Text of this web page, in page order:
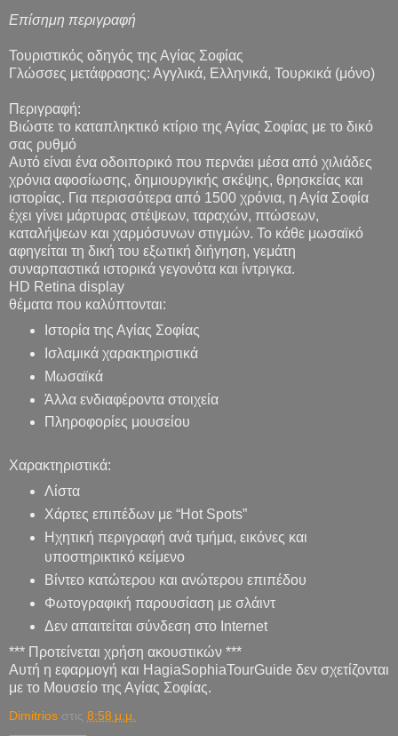
Επίσημη περιγραφή
Τουριστικός οδηγός της Αγίας Σοφίας
Γλώσσες μετάφρασης: Αγγλικά, Ελληνικά, Τουρκικά (μόνο)
Περιγραφή:
Βιώστε το καταπληκτικό κτίριο της Αγίας Σοφίας με το δικό
σας ρυθμό
Αυτό είναι ένα οδοιπορικό που περνάει μέσα από χιλιάδες
χρόνια αφοσίωσης, δημιουργικής σκέψης, θρησκείας και
ιστορίας. Για περισσότερα από 1500 χρόνια, η Αγία Σοφία
έχει γίνει μάρτυρας στέψεων, ταραχών, πτώσεων,
καταλήψεων και χαρμόσυνων στιγμών. Το κάθε μωσαϊκό
αφηγείται τη δική του εξωτική διήγηση, γεμάτη
συναρπαστικά ιστορικά γεγονότα και ίντριγκα.
HD Retina display
θέματα που καλύπτονται:
Ιστορία της Αγίας Σοφίας
Ισλαμικά χαρακτηριστικά
Μωσαϊκά
Άλλα ενδιαφέροντα στοιχεία
Πληροφορίες μουσείου
Χαρακτηριστικά:
Λίστα
Χάρτες επιπέδων με “Hot Spots”
Ηχητική περιγραφή ανά τμήμα, εικόνες και
υποστηρικτικό κείμενο
Βίντεο κατώτερου και ανώτερου επιπέδου
Φωτογραφική παρουσίαση με σλάιντ
Δεν απαιτείται σύνδεση στο Internet
*** Προτείνεται χρήση ακουστικών ***
Αυτή η εφαρμογή και HagiaSophiaTourGuide δεν σχετίζονται
με το Μουσείο της Αγίας Σοφίας.
Dimitrios στις 8:58 μ.μ.